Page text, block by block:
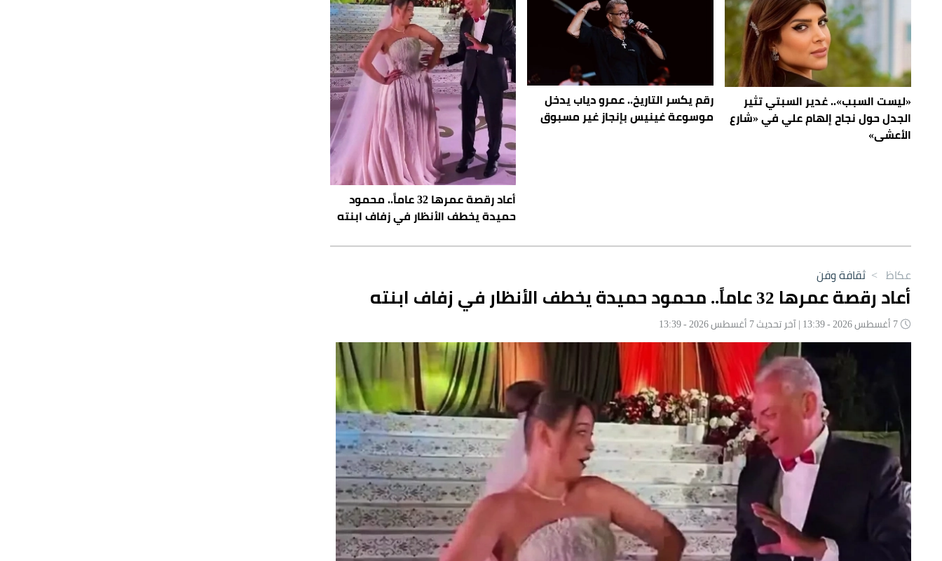
«ليست السبب».. غدير السبتي تثير
الجدل حول نجاح إلهام علي في «شارع
الأعشى»
رقم يكسر التاريخ.. عمرو دياب يدخل
موسوعة غينيس بإنجاز غير مسبوق
أعاد رقصة عمرها 32 عاماً.. محمود
حميدة يخطف الأنظار في زفاف ابنته
عكاظ > ثقافة وفن
أعاد رقصة عمرها 32 عاماً.. محمود حميدة يخطف الأنظار في زفاف ابنته